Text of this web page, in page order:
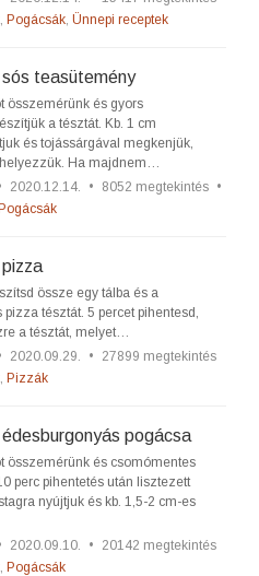
, Pogácsák, Ünnepi receptek
teasütemény
összemérünk és gyors
a tésztát. Kb. 1 cm
és tojássárgával megkenjük,
Ha majdnem…
2020.12.14. • 8052 megtekintés •
Pogácsák
össze egy tálba és a
tésztát. 5 percet pihentesd,
a tésztát, melyet…
2020.09.29. •
27899 megtekintés
, Pizzák
pogácsa
összemérünk és csomómentes
perc pihentetés után lisztezett
nyújtjuk és kb. 1,5-2 cm-es
2020.09.10. •
20142 megtekintés
, Pogácsák